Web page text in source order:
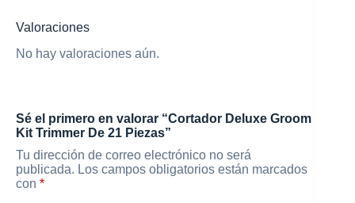
Valoraciones
No hay valoraciones aún.
Sé el primero en valorar “Cortador Deluxe Groom
Kit Trimmer De 21 Piezas”
Tu dirección de correo electrónico no será
publicada. Los campos obligatorios están marcados
con *